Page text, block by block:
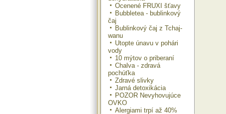
Ocenené FRUXI šťavy
Bubbletea - bublinkový
čaj
Bublinkový čaj z Tchaj-
wanu
Utopte únavu v pohári
vody
10 mýtov o priberaní
Chalva - zdravá
pochúťka
Zdravé slivky
Jarná detoxikácia
POZOR Nevyhovujúce
OVKO
Alergiami trpí až 40%